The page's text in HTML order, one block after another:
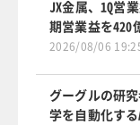
JX金属、1Q営
期営業益を420
2026/08/06
グーグルの研
学を自動化す